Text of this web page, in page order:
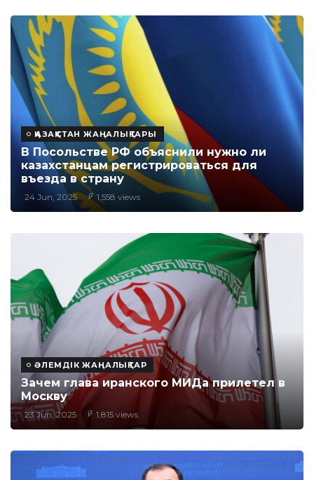
ҚАЗАҚСТАН ЖАҢАЛЫҚТАРЫ
В Посольстве РФ объяснили нужно ли
казахстанцам регистрироваться для
въезда в страну
24 Jun, 2025 1,558 views
ӘЛЕМДІК ЖАҢАЛЫҚТАР
Зачем глава иранского МИДа прилетел в
Москву
23 Jun, 2025 1,815 views